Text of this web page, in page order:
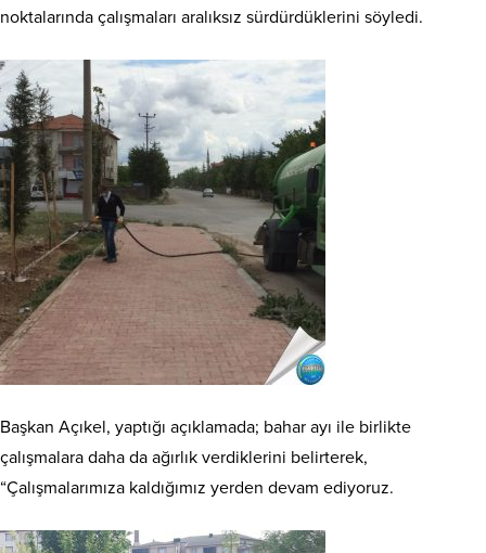
noktalarında çalışmaları aralıksız sürdürdüklerini söyledi.
Başkan Açıkel, yaptığı açıklamada; bahar ayı ile birlikte
çalışmalara daha da ağırlık verdiklerini belirterek,
“Çalışmalarımıza kaldığımız yerden devam ediyoruz.